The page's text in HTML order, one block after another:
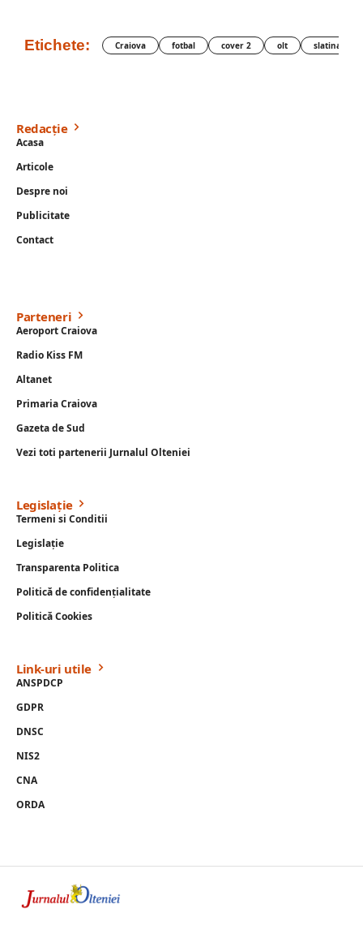
Etichete: Craiova fotbal cover 2 olt slatina
Redacție
Acasa
Articole
Despre noi
Publicitate
Contact
Parteneri
Aeroport Craiova
Radio Kiss FM
Altanet
Primaria Craiova
Gazeta de Sud
Vezi toti partenerii Jurnalul Olteniei
Legislație
Termeni si Conditii
Legislație
Transparenta Politica
Politică de confidențialitate
Politică Cookies
Link-uri utile
ANSPDCP
GDPR
DNSC
NIS2
CNA
ORDA